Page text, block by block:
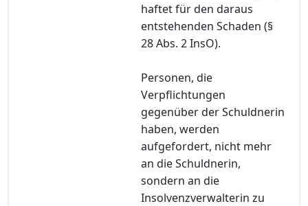
haftet für den daraus
entstehenden Schaden (§
28 Abs. 2 InsO).
Personen, die
Verpflichtungen
gegenüber der Schuldnerin
haben, werden
aufgefordert, nicht mehr
an die Schuldnerin,
sondern an die
Insolvenzverwalterin zu